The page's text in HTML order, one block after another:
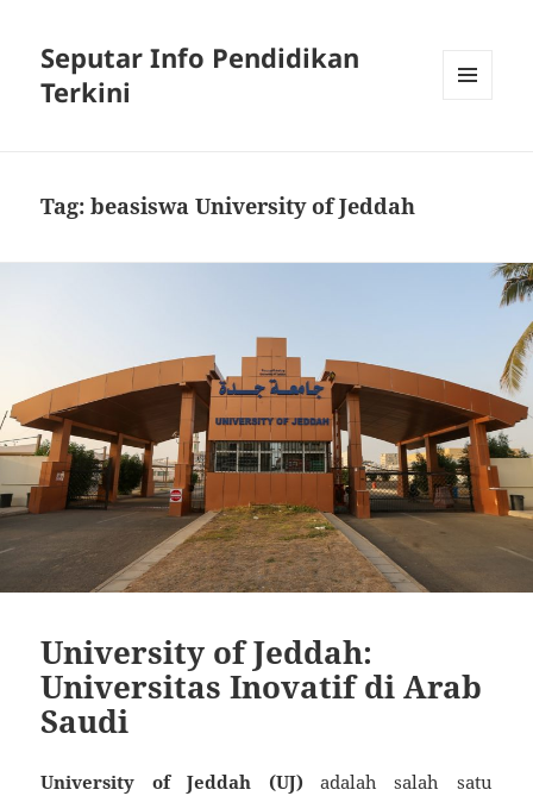
Seputar Info Pendidikan
Terkini
Tag:beasiswa University of Jeddah
University of Jeddah:
Universitas Inovatif di Arab
Saudi
University of Jeddah (UJ)adalah salah satu